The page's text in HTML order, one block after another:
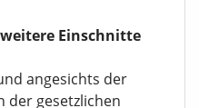
Einschnitte